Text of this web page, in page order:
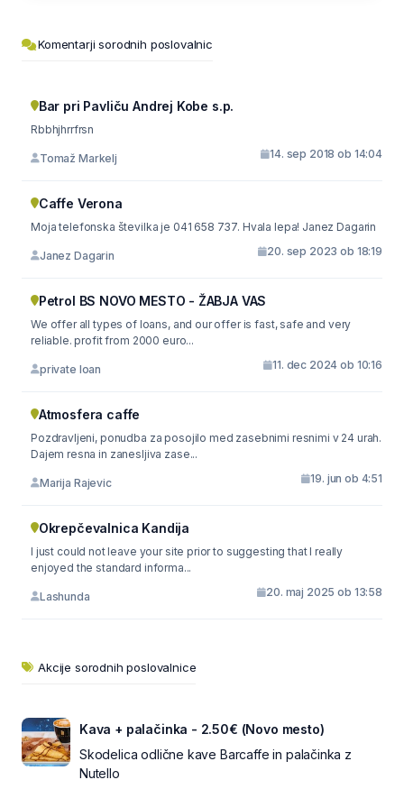
Komentarji sorodnih poslovalnic
Bar pri Pavliču Andrej Kobe s.p.
Rbbhjhrrfrsn
Tomaž Markelj 14. sep 2018 ob 14:04
Caffe Verona
Moja telefonska številka je 041 658 737. Hvala lepa! Janez Dagarin
Janez Dagarin 20. sep 2023 ob 18:19
Petrol BS NOVO MESTO - ŽABJA VAS
We offer all types of loans, and our offer is fast, safe and very
reliable. profit from 2000 euro...
private loan 11. dec 2024 ob 10:16
Atmosfera caffe
Pozdravljeni, ponudba za posojilo med zasebnimi resnimi v 24 urah.
Dajem resna in zanesljiva zase...
Marija Rajevic 19. jun ob 4:51
Okrepčevalnica Kandija
I just could not leave your site prior to suggesting that I really
enjoyed the standard informa...
Lashunda 20. maj 2025 ob 13:58
Akcije sorodnih poslovalnice
Kava + palačinka - 2.50€ (Novo mesto)
Skodelica odlične kave Barcaffe in palačinka z
Nutello